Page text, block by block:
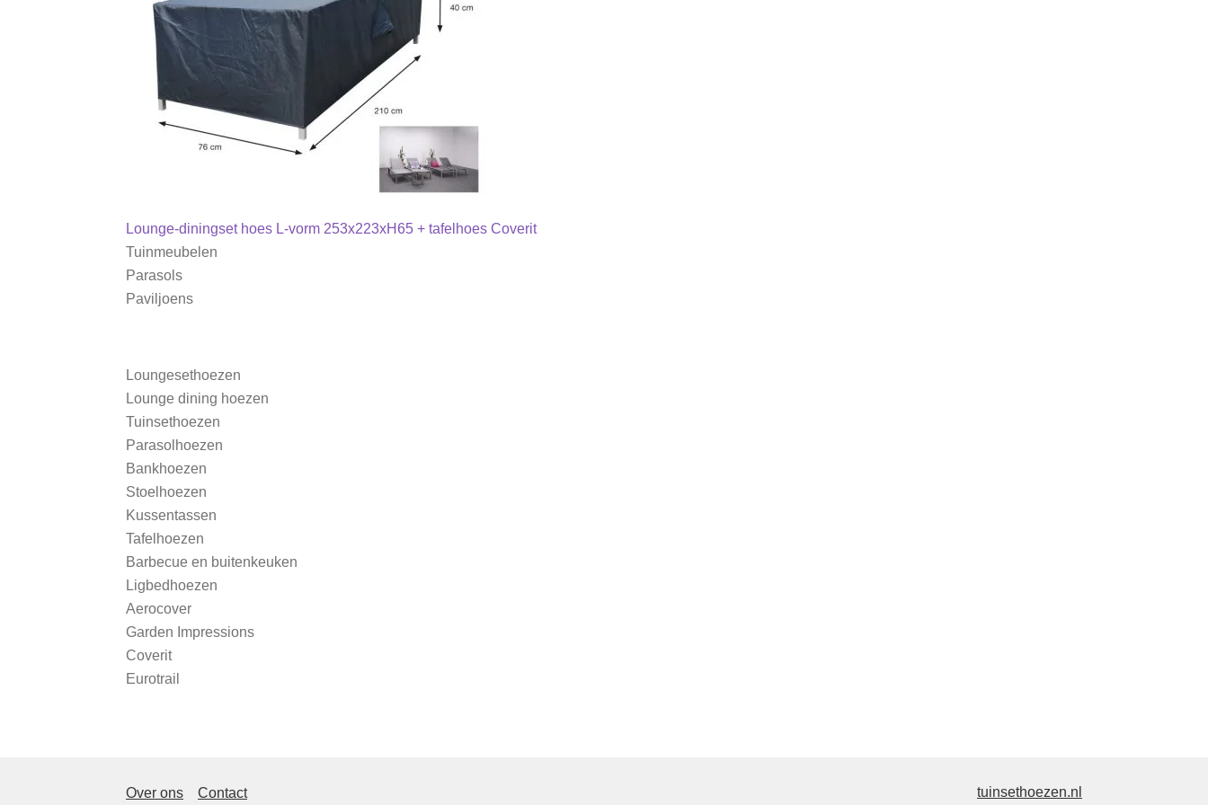
Bericht
navigatie
Vorig
bericht:
Lounge-diningset hoes L-vorm 253x223xH65 + tafelhoes Coverit
Tuinmeubelen
Parasols
Paviljoens
Loungesethoezen
Lounge dining hoezen
Tuinsethoezen
Parasolhoezen
Bankhoezen
Stoelhoezen
Kussentassen
Tafelhoezen
Barbecue en buitenkeuken
Ligbedhoezen
Aerocover
Garden Impressions
Coverit
Eurotrail
Over ons Contact tuinsethoezen.nl